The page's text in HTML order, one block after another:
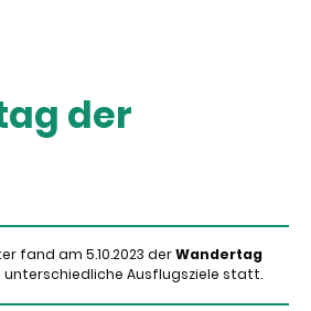
der
fand am 5.10.2023 derWandertag
unterschiedliche Ausflugsziele statt.